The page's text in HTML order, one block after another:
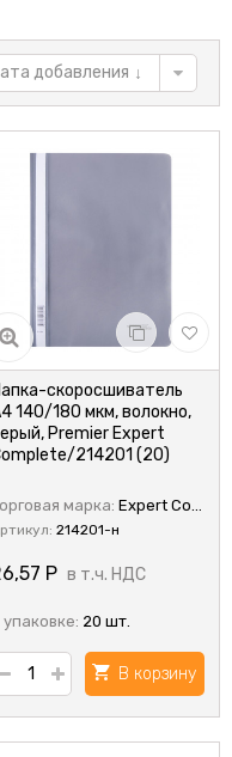
добавления
скоросшиватель
140/180 мкм, волокно,
Premier Expert
214201 (20)
марка: Expert Complete
214201-н
Р в т.ч. НДС
упаковке: 20 шт.
В корзину